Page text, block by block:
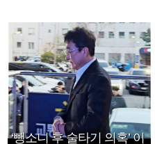
‘뺑소니 후 술타기 의혹’ 이